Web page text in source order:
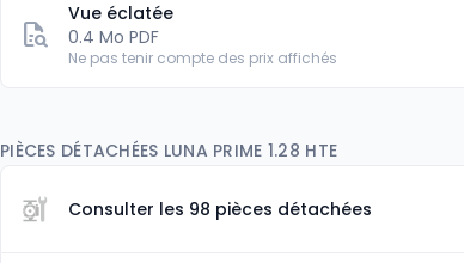
Vue éclatée
0.4 Mo PDF
Ne pas tenir compte des prix affichés
PIÈCES DÉTACHÉES LUNA PRIME 1.28 HTE
Consulter les 98 pièces détachées